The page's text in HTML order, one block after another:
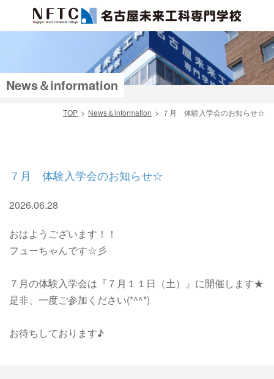
News＆information
TOP News＆information ７月 体験入学会のお知らせ☆
７月 体験入学会のお知らせ☆
2026.06.28
おはようございます！！
フューちゃんです☆彡
７月の体験入学会は 『７月１１日（土）』 に開催します★
是非、一度ご参加ください(*^^*)
お待ちしております♪